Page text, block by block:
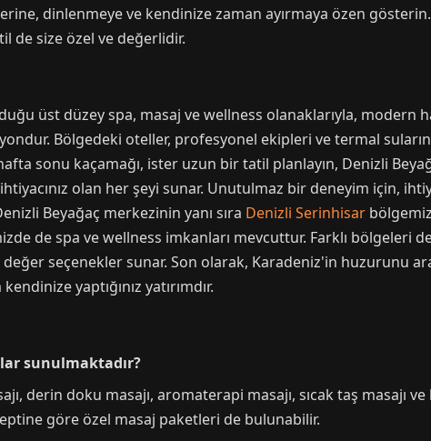
dinlenmeye ve kendinize zaman ayırmaya özen
de size özel ve değerlidir.
üst düzey spa, masaj ve wellness olanaklarıyla, modern
Bölgedeki oteller, profesyonel ekipleri ve termal
sonu kaçamağı, ister uzun bir tatil planlayın, Denizli
olan her şeyi sunar. Unutulmaz bir deneyim için,
Beyağaç merkezinin yanı sıra Denizli Serinhisar
de spa ve wellness imkanları mevcuttur. Farklı bölgeleri
seçenekler sunar. Son olarak, Karadeniz'in huzurunu
yaptığınız yatırımdır.
sunulmaktadır?
derin doku masajı, aromaterapi masajı, sıcak taş masajı
göre özel masaj paketleri de bulunabilir.